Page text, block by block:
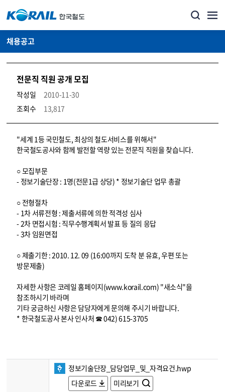
채용공고
전문직 직원 공개 모집
작성일
2010-11-30
조회수
13,817
코레일소개_경영공시_채용공고 상세보기 – 내용, 파일, 담당자 연락처로 구성
"세계 1등 국민철도, 최상의 철도서비스를 위해서"
한국철도공사와 함께 발전할 역량 있는 전문직 직원을 찾습니다.
○ 모집부문
- 정보기술단장 : 1명(전문1급 상당) * 정보기술단 업무 총괄
○ 전형절차
- 1차 서류전형 : 제출서류에 의한 적격성 심사
- 2차 면접시험 : 직무수행계획서 발표 등 질의 응답
- 3차 임원면접
○ 제출기한 : 2010. 12. 09 (16:00까지 도착 분 유효, 우편 또는
방문제출)
자세한 사항은 코레일 홈페이지(www.korail.com) "새소식"을
참조하시기 바라며
기타 궁금하신 사항은 담당자에게 문의해 주시기 바랍니다.
* 한국철도공사 본사 인사처 ☎ 042) 615-3705
정보기술단장_담당업무_및_자격요건.hwp
다운로드
미리보기